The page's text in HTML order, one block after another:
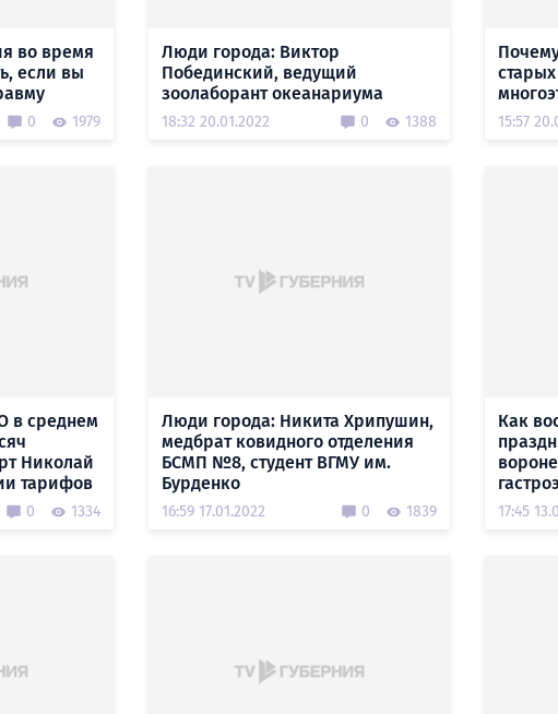
во время
если вы
0 1979
Люди города: Виктор
Побединский, ведущий
зоолаборант океанариума
18:32 20.01.2022 0 1388 15:57
в среднем
Николай
тарифов
0 1334
Люди города: Никита Хрипушин,
медбрат ковидного отделения
БСМП №8, студент ВГМУ им.
Бурденко
16:59 17.01.2022 0 1839
Как
17:45